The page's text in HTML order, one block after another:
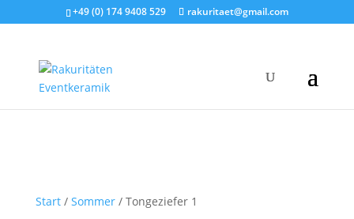
+49 (0) 174 9408 529 rakuritaet@gmail.com
Start/ Sommer/ Tongeziefer 1